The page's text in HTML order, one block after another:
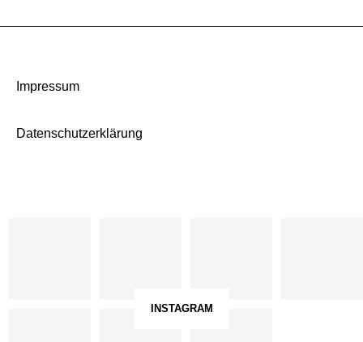
Impressum
Datenschutzerklärung
INSTAGRAM